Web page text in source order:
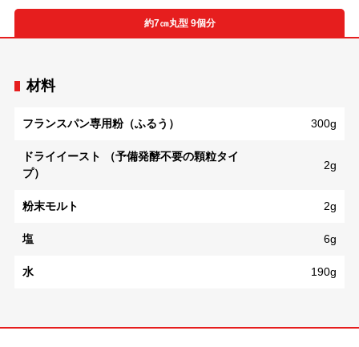
約7㎝丸型 9個分
材料
フランスパン専用粉（ふるう） 300g
ドライイースト （予備発酵不要の顆粒タイ
プ）
2g
粉末モルト 2g
塩 6g
水 190g